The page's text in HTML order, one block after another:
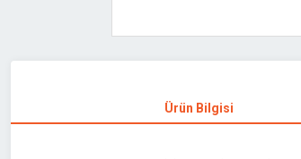
Ürün Bilgisi